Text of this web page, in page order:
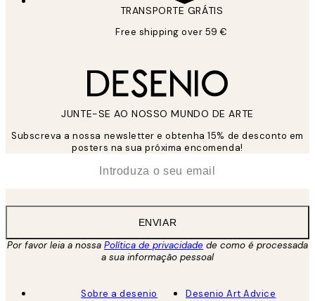
TRANSPORTE GRÁTIS
Free shipping over 59 €
JUNTE-SE AO NOSSO MUNDO DE ARTE
Subscreva a nossa newsletter e obtenha 15% de desconto em
posters na sua próxima encomenda!
ENVIAR
Por favor leia a nossa Política de privacidade de como é processada
a sua informação pessoal
Sobre a desenio
Desenio Art Advice